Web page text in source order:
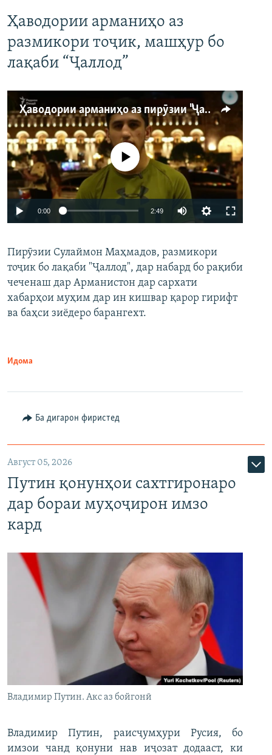
Ҳаводории арманиҳо аз
размикори тоҷик, машҳур бо
лақаби “Ҷаллод”
Ҳаводории арманиҳо аз пирӯзии "Ҷаллод"-и тоҷик
Auto 240p 360p 480p
720p 1080p
Феълан кор намекунад
0:00 2:49
360p
480p
Пирӯзии Сулаймон Маҳмадов, размикори
тоҷик бо лақаби "Ҷаллод", дар набард бо рақиби
чеченаш дар Арманистон дар сархати
хабарҳои муҳим дар ин кишвар қарор гирифт
ва баҳси зиёдеро барангехт.
Идома
Ба дигарон фиристед
Август 05, 2026
Путин қонунҳои сахтгиронаро
дар бораи муҳоҷирон имзо
кард
Владимир Путин. Акс аз бойгонӣ
Владимир Путин, раисҷумҳури Русия, бо
имзои чанд қонуни нав иҷозат додааст, ки